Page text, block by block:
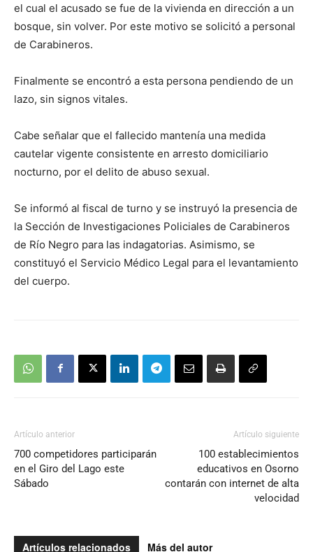
el cual el acusado se fue de la vivienda en dirección a un
bosque, sin volver. Por este motivo se solicitó a personal
de Carabineros.
Finalmente se encontró a esta persona pendiendo de un
lazo, sin signos vitales.
Cabe señalar que el fallecido mantenía una medida
cautelar vigente consistente en arresto domiciliario
nocturno, por el delito de abuso sexual.
Se informó al fiscal de turno y se instruyó la presencia de
la Sección de Investigaciones Policiales de Carabineros
de Río Negro para las indagatorias. Asimismo, se
constituyó el Servicio Médico Legal para el levantamiento
del cuerpo.
Artículo anterior
700 competidores participarán
en el Giro del Lago este
Sábado
Artículo siguiente
100 establecimientos
educativos en Osorno
contarán con internet de alta
velocidad
Artículos relacionados Más del autor